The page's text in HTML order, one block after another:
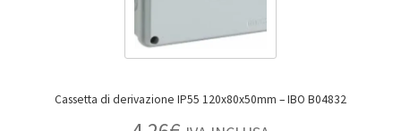
Cassetta di derivazione IP55 120x80x50mm – IBO B04832